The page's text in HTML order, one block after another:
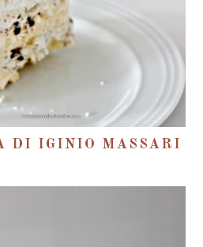
DI IGINIO MASSARI